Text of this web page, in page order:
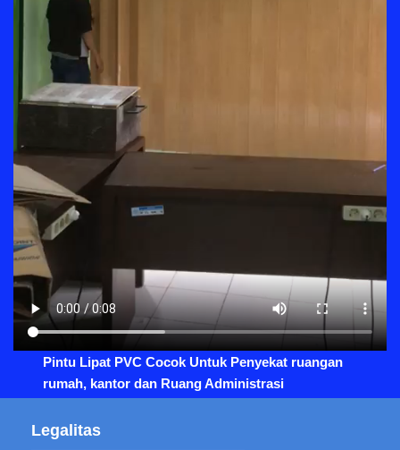
Pintu Lipat PVC Cocok Untuk Penyekat ruangan
rumah, kantor dan Ruang Administrasi
Legalitas